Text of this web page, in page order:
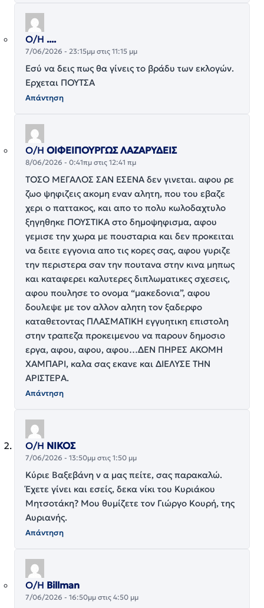
Ο/Η ....
7/06/2026 - 23:15μμ στις 11:15 μμ
Εσύ να δεις πως θα γίνεις το βράδυ των εκλογών.
Ερχεται ΠΟΥΤΣΑ
Απάντηση
Ο/Η ΟΙΦΕΙΠΟΥΡΓΩΣ ΛΑΖΑΡΥΔΕΙΣ
8/06/2026 - 0:41πμ στις 12:41 πμ
ΤΟΣΟ ΜΕΓΑΛΟΣ ΣΑΝ ΕΣΕΝΑ δεν γινεται. αφου ρε
ζωο ψηφιζεις ακομη εναν αλητη, που του εβαζε
χερι ο παττακος, και απο το πολυ κωλοδαχτυλο
ξηγηθηκε ΠΟΥΣΤΙΚΑ στο δημοψηφισμα, αφου
γεμισε την χωρα με πουσταρια και δεν προκειται
να δειτε εγγονια απο τις κορες σας, αφου γυριζε
την περιστερα σαν την πουτανα στην κινα μηπως
και καταφερει καλυτερες διπλωματικες σχεσεις,
αφου πουλησε το ονομα “μακεδονια”, αφου
δουλεψε με τον αλλον αλητη τον ξαδερφο
καταθετοντας ΠΛΑΣΜΑΤΙΚΗ εγγυητικη επιστολη
στην τραπεζα προκειμενου να παρουν δημοσιο
εργα, αφου, αφου, αφου…ΔΕΝ ΠΗΡΕΣ ΑΚΟΜΗ
ΧΑΜΠΑΡΙ, καλα σας εκανε και ΔΙΕΛΥΣΕ ΤΗΝ
ΑΡΙΣΤΕΡΑ.
Απάντηση
Ο/Η ΝΙΚΟΣ
7/06/2026 - 13:50μμ στις 1:50 μμ
Κύριε Βαξεβάνη ν α μας πείτε, σας παρακαλώ.
Έχετε γίνει και εσείς, δεκα νίκι του Κυριάκου
Μητσοτάκη? Μου θυμίζετε τον Γιώργο Κουρή, της
Αυριανής.
Απάντηση
Ο/Η Billman
7/06/2026 - 16:50μμ στις 4:50 μμ